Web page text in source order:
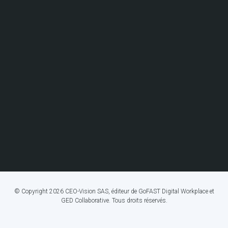
© Copyright 2026 CEO-Vision SAS, éditeur de GoFAST Digital Workplace et
GED Collaborative. Tous droits réservés.